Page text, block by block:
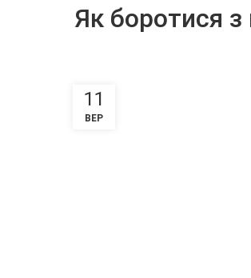
Як боротися з
11
ВЕР